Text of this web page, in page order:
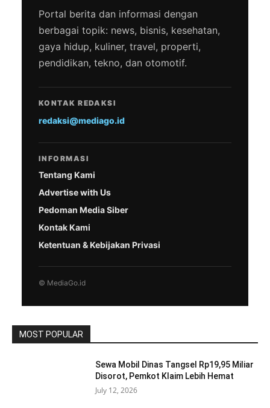
Portal berita dan informasi dengan
berbagai topik: news, bisnis, kesehatan,
gaya hidup, kuliner, travel, properti,
pendidikan, tekno, dan otomotif.
KONTAK REDAKSI
redaksi@mediago.id
INFORMASI
Tentang Kami
Advertise with Us
Pedoman Media Siber
Kontak Kami
Ketentuan & Kebijakan Privasi
© MediaGo.id
MOST POPULAR
Sewa Mobil Dinas Tangsel Rp19,95 Miliar
Disorot, Pemkot Klaim Lebih Hemat
July 12, 2026